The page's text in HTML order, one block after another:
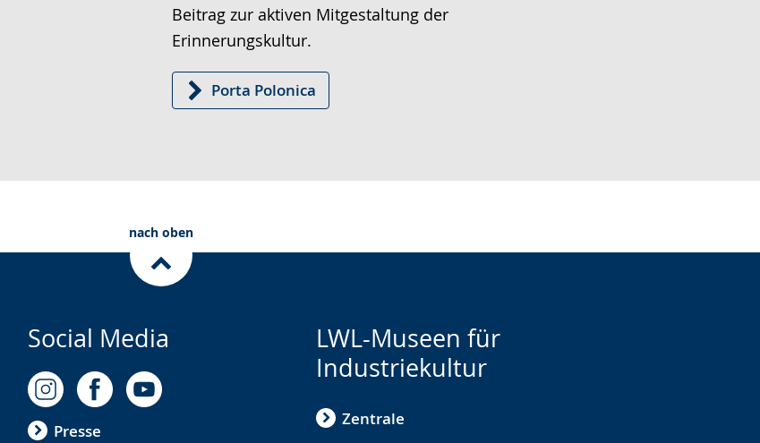
Beitrag zur aktiven Mitgestaltung der
Erinnerungskultur.
Porta Polonica
nach oben
Social Media
Presse
LWL-Museen für
Industriekultur
Zentrale